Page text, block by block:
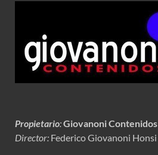
Propietario:Giovanoni Contenidos
Director: Federico Giovanoni Honsi